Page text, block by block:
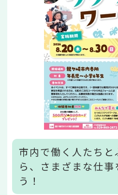
市内で働く人たちと
ら、さまざまな仕事
う！